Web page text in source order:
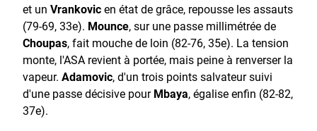
et un Vrankovicen état de grâce, repousse les assauts
(79-69, 33e). Mounce, sur une passe millimétrée de
Choupas, fait mouche de loin (82-76, 35e). La tension
monte, l'ASA revient à portée, mais peine à renverser la
vapeur. Adamovic, d'un trois points salvateur suivi
d'une passe décisive pourMbaya, égalise enfin (82-82,
37e).